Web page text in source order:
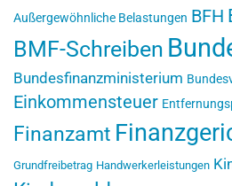
Außergewöhnliche Belastungen BFH
BMF-Schreiben
Bundesfinanzministerium
Einkommensteuer
Finanzamt
Grundfreibetrag Handwerkerleistungen